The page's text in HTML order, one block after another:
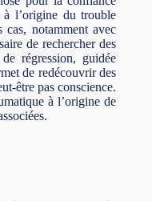
à l’origine du trouble
cas, notamment avec
de rechercher des
régression, guidée
de redécouvrir des
être pas conscience.
à l’origine de